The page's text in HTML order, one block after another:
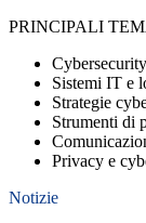
PRINCIPALI
Sistemi IT e
Strategie
Strumenti di
Privacy e
Notizie